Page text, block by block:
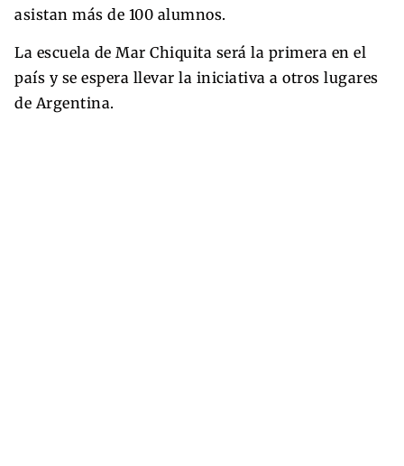
asistan más de 100 alumnos.
La escuela de Mar Chiquita será la primera en el
país y se espera llevar la iniciativa a otros lugares
de Argentina.